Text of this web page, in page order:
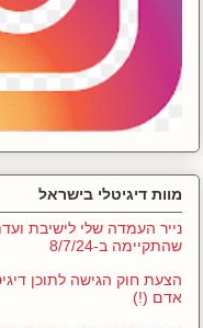
מוות דיגיטלי בישראל
נייר העמדה שלי לישיבת
שהתקיימה ב-8/7/24
הצעת חוק הגישה לתוכן
אדם (!)